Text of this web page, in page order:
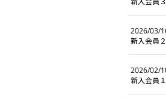
2026/03/
新入会員
2026/02/
新入会員